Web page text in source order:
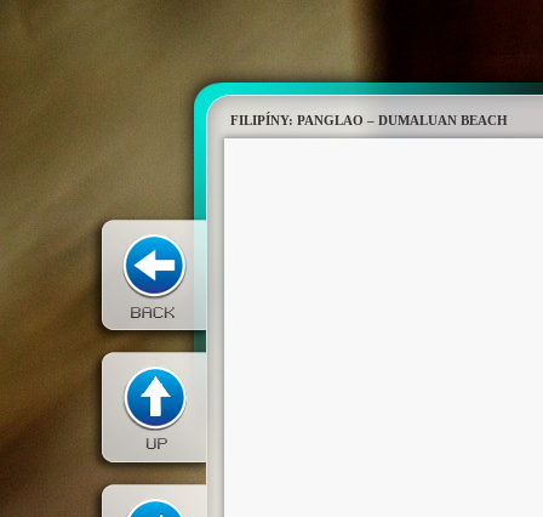
FILIPÍNY: PANGLAO – DUMALUAN BEACH